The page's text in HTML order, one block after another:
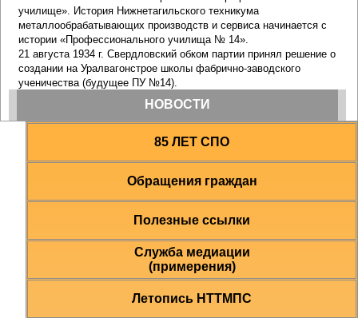
85 ЛЕТ СПО
Обращения граждан
Полезные ссылки
Служба медиации
(примерения)
Летопись НТТМПС